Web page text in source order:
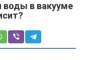
воды в вакууме